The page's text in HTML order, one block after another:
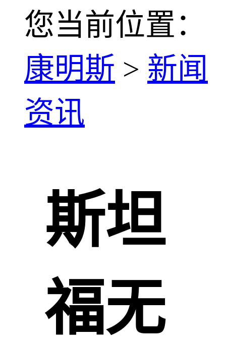
您当前位置：
康明斯 > 新闻
资讯
斯坦
福无